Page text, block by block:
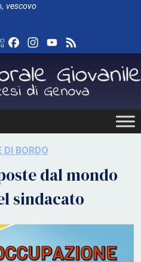
vescovo
FacebookInstagram
YouTube
DI BORDO
dal mondo
sindacato